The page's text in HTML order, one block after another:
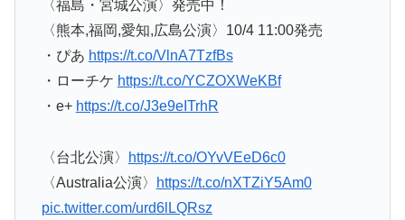
〈福島・宮城公演〉発売中！
〈熊本,福岡,愛知,広島公演〉10/4 11:00発売
・ぴあ https://t.co/VlnA7TzfBs
・ローチケ https://t.co/YCZOXWeKBf
・e+ https://t.co/J3e9eITrhR
〈台北公演〉
https://t.co/OYvVEeD6c0
〈Australia公演〉
https://t.co/nXTZiY5Am0
pic.twitter.com/urd6lLQRsz